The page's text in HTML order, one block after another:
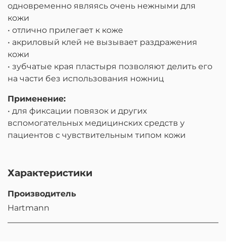
одновременно являясь очень нежными для
кожи
• отлично прилегает к коже
• акриловый клей не вызывает раздражения
кожи
• зубчатые края пластыря позволяют делить его
на части без использования ножниц
Применение:
• для фиксации повязок и других
вспомогательных медицинских средств у
пациентов с чувствительным типом кожи
Характеристики
Производитель
Hartmann